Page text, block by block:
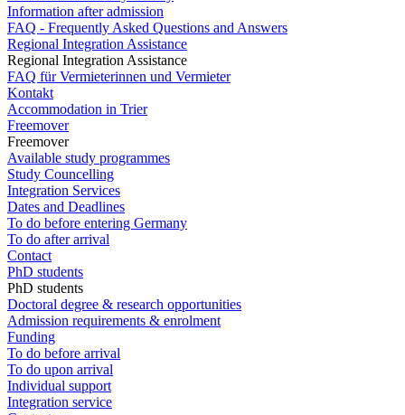
Information after admission
FAQ - Frequently Asked Questions and Answers
Regional Integration Assistance
Regional Integration Assistance
FAQ für Vermieterinnen und Vermieter
Kontakt
Accommodation in Trier
Freemover
Freemover
Available study programmes
Study Councelling
Integration Services
Dates and Deadlines
To do before entering Germany
To do after arrival
Contact
PhD students
PhD students
Doctoral degree & research opportunities
Admission requirements & enrolment
Funding
To do before arrival
To do upon arrival
Individual support
Integration service